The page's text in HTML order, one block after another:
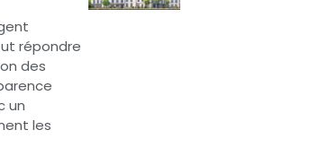
répondre
des
un
les